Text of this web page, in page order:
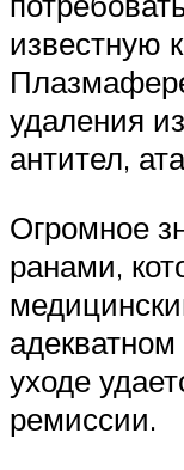
известную
удаления
антител,
Огромное
ранами,
уходе
ремиссии.